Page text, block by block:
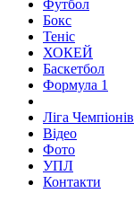
Футбол
Бокс
Теніс
ХОКЕЙ
Баскетбол
Формула 1
Ліга Чемпіонів
Відео
Фото
УПЛ
Контакти